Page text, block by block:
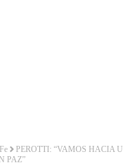
PEROTTI: “VAMOS HACIA
PAZ”